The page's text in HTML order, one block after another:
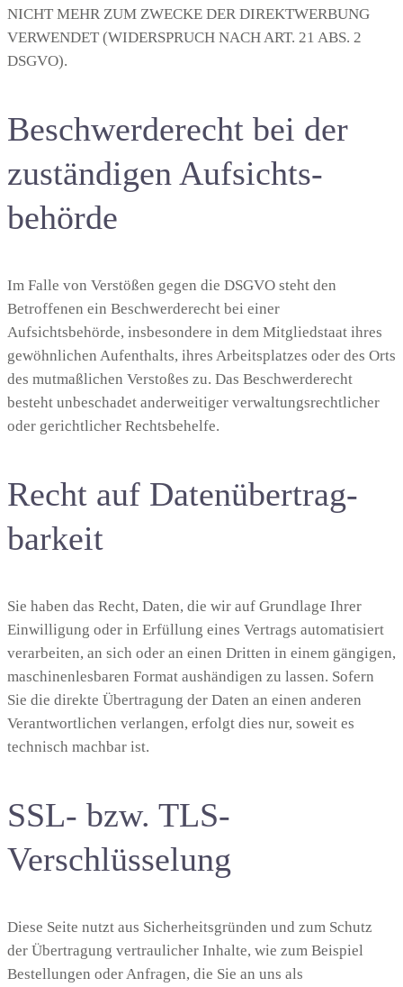
NICHT MEHR ZUM ZWECKE DER DIREKTWERBUNG
VERWENDET (WIDERSPRUCH NACH ART. 21 ABS. 2
DSGVO).
Beschwerde­recht bei der
zuständigen Aufsichts­
behörde
Im Falle von Verstößen gegen die DSGVO steht den
Betroffenen ein Beschwerderecht bei einer
Aufsichtsbehörde, insbesondere in dem Mitgliedstaat ihres
gewöhnlichen Aufenthalts, ihres Arbeitsplatzes oder des Orts
des mutmaßlichen Verstoßes zu. Das Beschwerderecht
besteht unbeschadet anderweitiger verwaltungsrechtlicher
oder gerichtlicher Rechtsbehelfe.
Recht auf Daten­übertrag­
barkeit
Sie haben das Recht, Daten, die wir auf Grundlage Ihrer
Einwilligung oder in Erfüllung eines Vertrags automatisiert
verarbeiten, an sich oder an einen Dritten in einem gängigen,
maschinenlesbaren Format aushändigen zu lassen. Sofern
Sie die direkte Übertragung der Daten an einen anderen
Verantwortlichen verlangen, erfolgt dies nur, soweit es
technisch machbar ist.
SSL- bzw. TLS-
Verschlüsselung
Diese Seite nutzt aus Sicherheitsgründen und zum Schutz
der Übertragung vertraulicher Inhalte, wie zum Beispiel
Bestellungen oder Anfragen, die Sie an uns als